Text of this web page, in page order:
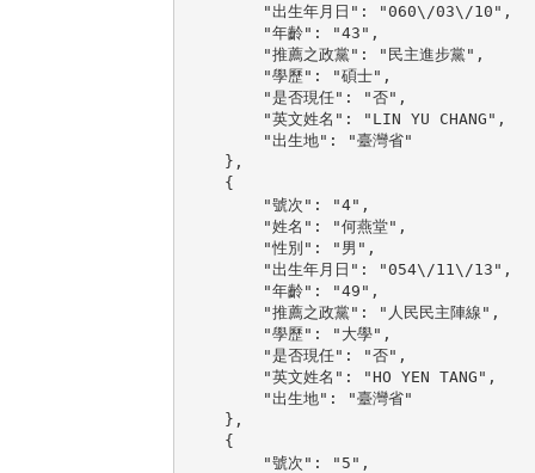
        "出生年月日": "060\/03\/10",
        "年齡": "43",
        "推薦之政黨": "民主進步黨",
        "學歷": "碩士",
        "是否現任": "否",
        "英文姓名": "LIN YU CHANG",
        "出生地": "臺灣省"
    },
    {
        "號次": "4",
        "姓名": "何燕堂",
        "性別": "男",
        "出生年月日": "054\/11\/13",
        "年齡": "49",
        "推薦之政黨": "人民民主陣線",
        "學歷": "大學",
        "是否現任": "否",
        "英文姓名": "HO YEN TANG",
        "出生地": "臺灣省"
    },
    {
        "號次": "5",